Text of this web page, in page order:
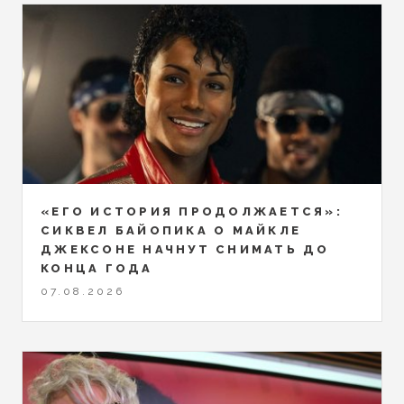
«ЕГО ИСТОРИЯ ПРОДОЛЖАЕТСЯ»:
СИКВЕЛ БАЙОПИКА О МАЙКЛЕ
ДЖЕКСОНЕ НАЧНУТ СНИМАТЬ ДО
КОНЦА ГОДА
07.08.2026